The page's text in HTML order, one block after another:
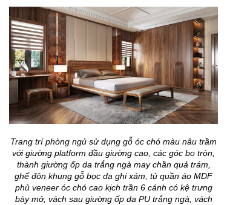
Trang trí phòng ngủ sử dụng gỗ óc chó màu nâu trầm
với giường platform đầu giường cao, các góc bo tròn,
thành giường ốp da trắng ngà may chần quả trám,
ghế đôn khung gỗ bọc da ghi xám, tủ quần áo MDF
phủ veneer óc chó cao kịch trần 6 cánh có kệ trưng
bày mở, vách sau giường ốp da PU trắng ngà, vách